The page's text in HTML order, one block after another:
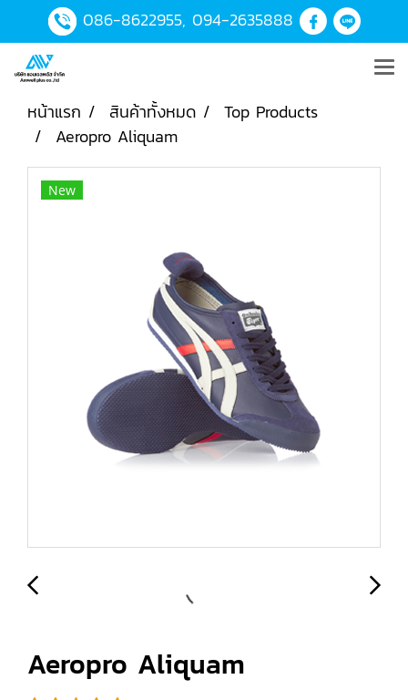
086-8622955, 094-2635888
หน้าแรก สินค้าทั้งหมด
Top Products
Aeropro Aliquam
New
Aeropro Aliquam